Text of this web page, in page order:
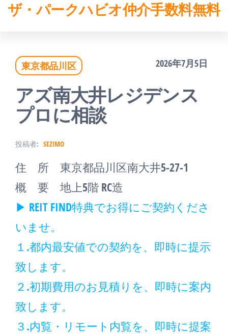
コザ・パークハビオ仲介手数料無料
東京都品川区 2026年7月5日
アズ南大井レジデンス
プロに相談
投稿者: SEZIMO
住 所 東京都品川区南大井5-27-1
概 要 地上5階 RC造
▶ REIT FIND特典でお得にご契約くださ
いませ。
１.都内最安値での契約を、即時に提示
致します。
２.初期費用のお見積りを、即時に案内
致します。
３.内覧・リモート内覧を、即時に提案